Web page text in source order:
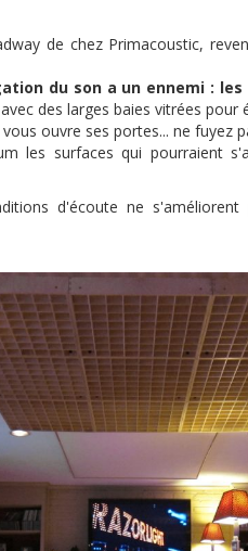
de chez Primacoustic,
du son a un ennemi :
des larges baies vitrées
ouvre ses portes... ne fuyez
les surfaces qui pourraient
d'écoute ne s'améliorent